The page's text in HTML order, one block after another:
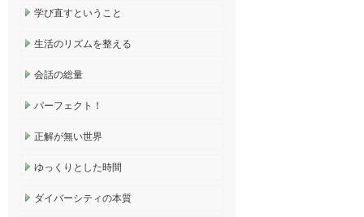
学び直すということ
生活のリズムを整える
会話の総量
パーフェクト！
正解が無い世界
ゆっくりとした時間
ダイバーシティの本質